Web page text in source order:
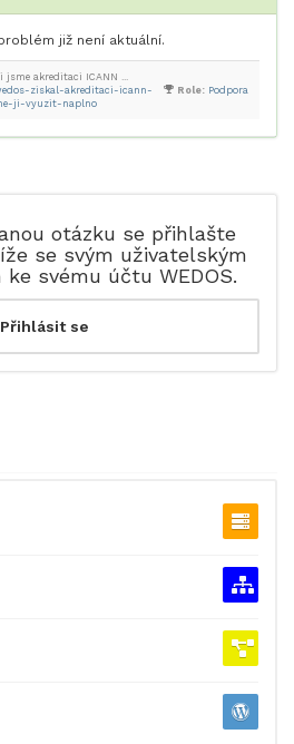
již není aktuální.
Role: Podpora
ziskal-akreditaci-icann-
ji-vyuzit-naplno
jsme akreditaci ICANN ...
otázku se přihlašte
se svým uživatelským
svému účtu WEDOS.